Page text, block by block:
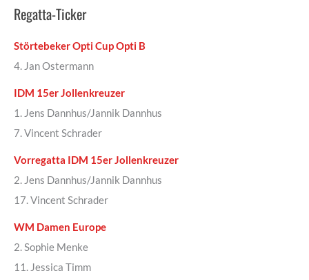
Regatta-Ticker
Störtebeker Opti Cup Opti B
4. Jan Ostermann
IDM 15er Jollenkreuzer
1. Jens Dannhus/Jannik Dannhus
7. Vincent Schrader
Vorregatta IDM 15er Jollenkreuzer
2. Jens Dannhus/Jannik Dannhus
17. Vincent Schrader
WM Damen Europe
2. Sophie Menke
11. Jessica Timm